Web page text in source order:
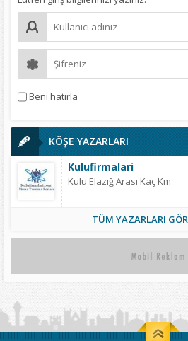
Beni hatırla
KÖŞE YAZARLARI
Kulufirmalari
Kulu Elazığ Arası Kaç Km
TÜM YAZARLARI